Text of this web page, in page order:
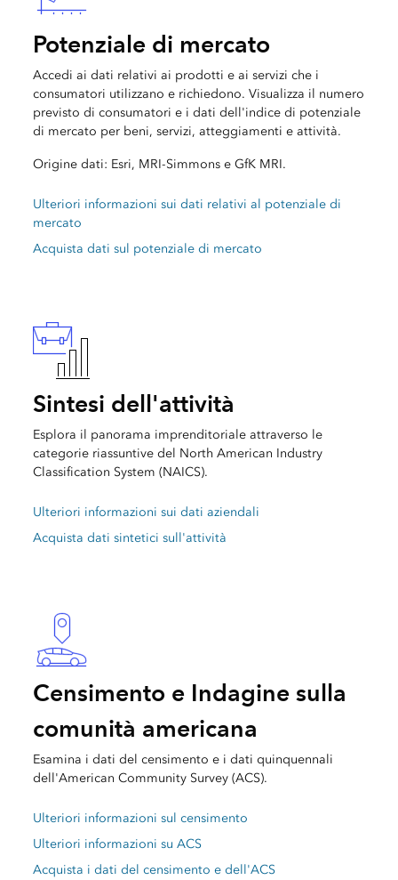
Potenziale di mercato
Accedi ai dati relativi ai prodotti e ai servizi che i
consumatori utilizzano e richiedono. Visualizza il numero
previsto di consumatori e i dati dell'indice di potenziale
di mercato per beni, servizi, atteggiamenti e attività.
Origine dati: Esri, MRI-Simmons e GfK MRI.
Ulteriori informazioni sui dati relativi al potenziale di
mercato
Acquista dati sul potenziale di mercato
Sintesi dell'attività
Esplora il panorama imprenditoriale attraverso le
categorie riassuntive del North American Industry
Classification System (NAICS).
Ulteriori informazioni sui dati aziendali
Acquista dati sintetici sull'attività
Censimento e Indagine sulla
comunità americana
Esamina i dati del censimento e i dati quinquennali
dell'American Community Survey (ACS).
Ulteriori informazioni sul censimento
Ulteriori informazioni su ACS
Acquista i dati del censimento e dell'ACS